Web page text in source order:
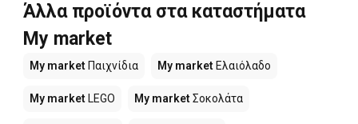
Άλλα προϊόντα στα καταστήματα
My market
My market Παιχνίδια My market Ελαιόλαδο
My market LEGO My marketΣοκολάτα